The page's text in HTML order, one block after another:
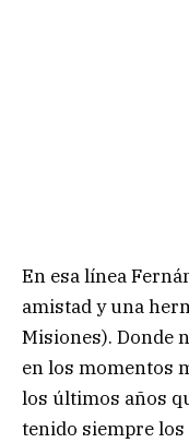
En esa línea
amistad y una
Misiones). Donde
en los momentos
los últimos años
tenido siempre